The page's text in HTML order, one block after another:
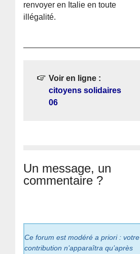
renvoyer en Italie en toute
illégalité.
Voir en ligne :
citoyens solidaires
06
Un message, un
commentaire ?
Ce forum est modéré a priori : votre
contribution n’apparaîtra qu’après